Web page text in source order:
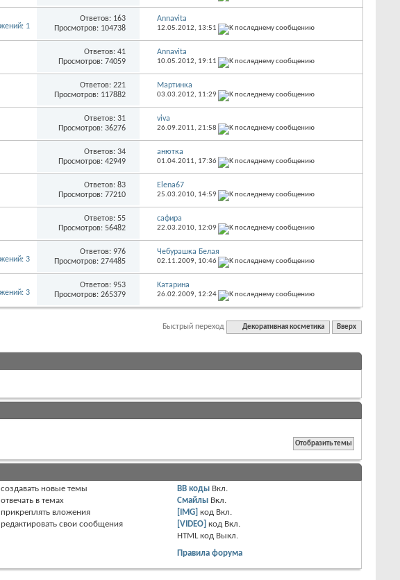
Ответов: 163
Просмотров: 104738
Annavita
12.05.2012, 13:51
Ответов: 41
Просмотров: 74059
Annavita
10.05.2012, 19:11
Ответов: 221
Просмотров: 117882
Мартинка
03.03.2012, 11:29
Ответов: 31
Просмотров: 36276
viva
26.09.2011, 21:58
Ответов: 34
Просмотров: 42949
анютка
01.04.2011, 17:36
Ответов: 83
Просмотров: 77210
Elena67
25.03.2010, 14:59
Ответов: 55
Просмотров: 56482
сафира
22.03.2010, 12:09
Ответов: 976
Просмотров: 274485
Чебурашка Белая
02.11.2009, 10:46
Ответов: 953
Просмотров: 265379
Kатарина
26.02.2009, 12:24
Быстрый переход Декоративная косметика Вверх
создавать новые темы
отвечать в темах
прикреплять вложения
редактировать свои сообщения
BB коды Вкл.
Смайлы Вкл.
[IMG] код Вкл.
[VIDEO] код Вкл.
HTML код Выкл.
Правила форума